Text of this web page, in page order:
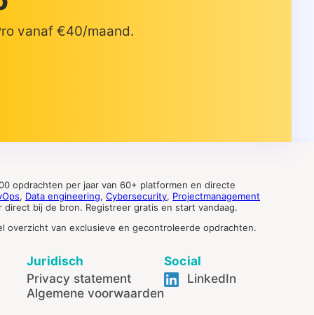
vanaf €40/maand.
opdrachten per jaar van 60+ platformen en directe
, Data engineering, Cybersecurity, Projectmanagement
bij de bron. Registreer gratis en start vandaag.
overzicht van exclusieve en gecontroleerde opdrachten.
Juridisch
Privacy statement
Algemene voorwaarden
Social
LinkedIn